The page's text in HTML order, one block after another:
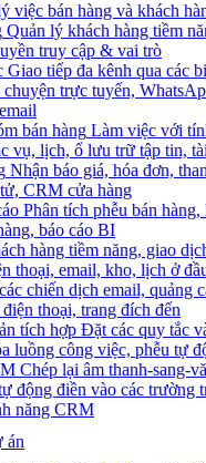
việc bán hàng và khách
Quản lý khách hàng tiềm
truy cập & vai trò
Giao tiếp đa kênh qua các
trực tuyến,
bán hàng Làm việc với
vụ, lịch, ổ lưu trữ tập tin,
Nhận báo giá, hóa đơn,
CRM cửa hàng
Phân tích phễu bán hàng,
báo cáo BI
hàng tiềm năng, giao
thoại, email, kho, lịch ở
chiến dịch email, quảng
thoại, trang đích đến
tích hợp Đặt các quy tắc
luồng công việc, phễu tự
Chép lại âm thanh-sang-
động điền vào các trường
năng CRM
án